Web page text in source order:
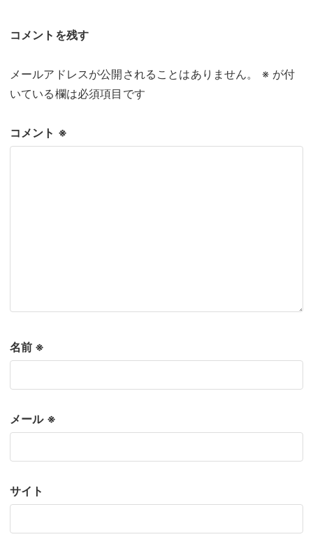
コメントを残す
メールアドレスが公開されることはありません。 ※が付
いている欄は必須項目です
コメント ※
名前 ※
メール ※
サイト